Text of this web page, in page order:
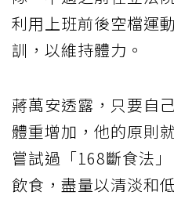
利用上班前後空檔運
訓，以維持體力。
蔣萬安透露，只要自
體重增加，他的原則
嘗試過「168斷食法
飲食，盡量以清淡和